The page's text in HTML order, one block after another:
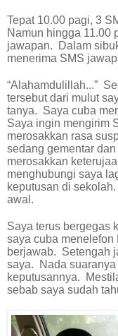
Tepat 10.00 pagi, 3
Namun hingga 11.00
jawapan.
Dalam
menerima SMS
“Alahamdulillah...”
tersebut dari mulut
tanya. Saya cuba
Saya ingin mengirim
merosakkan rasa
sedang gementar
merosakkan
menghubungi saya
keputusan di sekolah.
awal.
Saya terus bergegas
saya cuba
berjawab. Setengah
saya.
Nada
keputusannya.
sebab saya sudah